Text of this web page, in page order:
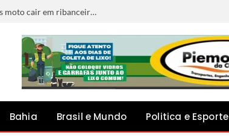
Jovem de 23 anos morre e pai fica ferido após moto cair em ribanceira na BA-052, em Ipirá
Bahia Brasil e Mundo Politica e Esporte